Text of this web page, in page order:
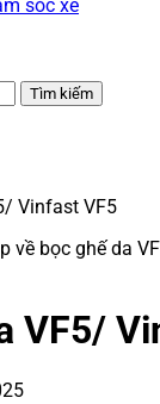
sóc xe
Tìm kiếm
Vinfast VF5
VF5/